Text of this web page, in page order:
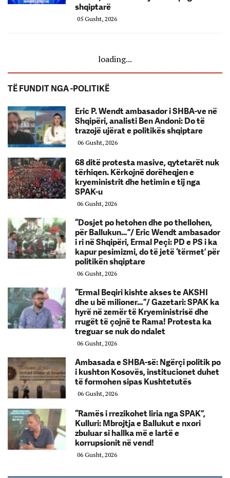
shqiptarë
05 Gusht, 2026
loading...
TË FUNDIT NGA -POLITIKË
Eric P. Wendt ambasador i SHBA-ve në
Shqipëri, analisti Ben Andoni: Do të
trazojë ujërat e politikës shqiptare
06 Gusht, 2026
68 ditë protesta masive, qytetarët nuk
tërhiqen. Kërkojnë dorëheqjen e
kryeministrit dhe hetimin e tij nga
SPAK-u
06 Gusht, 2026
“Dosjet po hetohen dhe po thellohen,
për Ballukun…”/ Eric Wendt ambasador
i ri në Shqipëri, Ermal Peçi: PD e PS i ka
kapur pesimizmi, do të jetë ‘tërmet’ për
politikën shqiptare
06 Gusht, 2026
“Ermal Beqiri kishte akses te AKSHI
dhe u bë milioner…”/ Gazetari: SPAK ka
hyrë në zemër të Kryeministrisë dhe
rrugët të çojnë te Rama! Protesta ka
treguar se nuk do ndalet
06 Gusht, 2026
Ambasada e SHBA-së: Ngërçi politik po
i kushton Kosovës, institucionet duhet
të formohen sipas Kushtetutës
06 Gusht, 2026
“Ramës i rrezikohet liria nga SPAK”,
Kulluri: Mbrojtja e Ballukut e nxori
zbuluar si hallka më e lartë e
korrupsionit në vend!
06 Gusht, 2026